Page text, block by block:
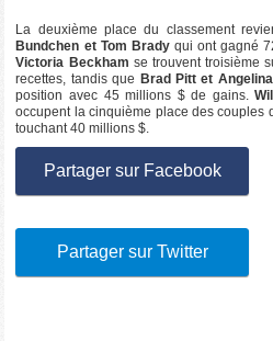
La deuxième place du classement
Bundchen et Tom Bradyqui ont gagné
Victoria Beckham se trouvent troisième
recettes, tandis que Brad Pitt et
position avec 45 millions $ de gains.
occupent la cinquième place des couples
touchant 40 millions $.
Partager sur Facebook
Partager sur Twitter